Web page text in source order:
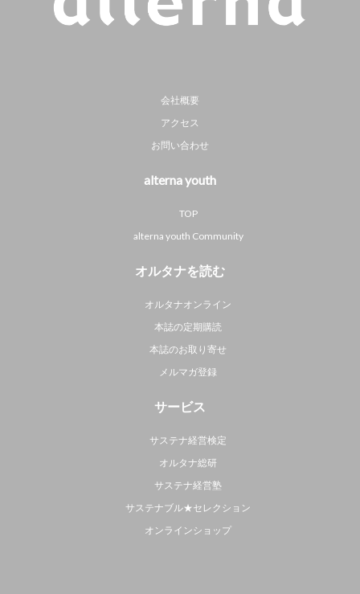
会社概要
アクセス
お問い合わせ
alterna youth
TOP
alterna youth Community
オルタナを読む
オルタナオンライン
本誌の定期購読
本誌のお取り寄せ
メルマガ登録
サービス
サステナ経営検定
オルタナ総研
サステナ経営塾
サステナブル★セレクション
オンラインショップ